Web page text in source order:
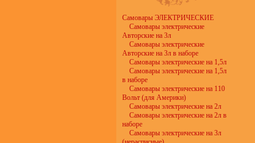
Самовары ЭЛЕКТРИЧЕСКИЕ
Самовары электрические
Авторские на 3л
Самовары электрические
Авторские на 3л в наборе
Самовары электрические на 1,5л
Самовары электрические на 1,5л
в наборе
Самовары электрические на 110
Вольт (для Америки)
Самовары электрические на 2л
Самовары электрические на 2л в
наборе
Самовары электрические на 3л